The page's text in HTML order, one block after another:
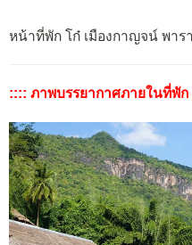
หน้าที่พัก โก๋ เมืองกาญจน์ พาร
:::: ภาพบรรยากาศภายในที่พัก